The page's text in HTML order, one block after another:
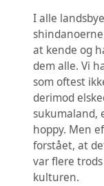
I alle
at kende og
dem alle. Vi
som oftest
derimod
sukumaland,
hoppy. Men
forstået, at
var flere
kulturen.